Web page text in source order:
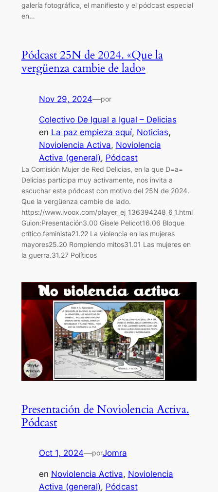
galería fotográfica, el manifiesto y el pódcast especial
en…
Pódcast 25N de 2024. «Que la
vergüenza cambie de lado»
Nov 29, 2024—por
Colectivo De Igual a Igual – Delicias
en La paz empieza aquí, Noticias
Noviolencia Activa, Noviolencia
Activa (general), Pódcast
La Comisión Mujer de Red Delicias, en la que D=a=
Delicias participa muy activamente, nos invita a
escuchar este pódcast con motivo del 25N de 2024.
Que la vergüenza cambie de lado.
https://www.ivoox.com/player_ej_136394248_6_1.html
Guion:Presentación3.00 Gisele Pelicot16.06 Bloque
crítico feminista21.22 La violencia en las mujeres
mayores25.20 Rompiendo mitos31.01 Las mujeres en
la guerra.31.27 Políticos
Presentación de Noviolencia Activa.
Pódcast
Oct 1, 2024—porJomra
en Noviolencia Activa, Noviolencia
Activa (general), Pódcast